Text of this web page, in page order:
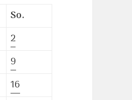
So.
2
9
16